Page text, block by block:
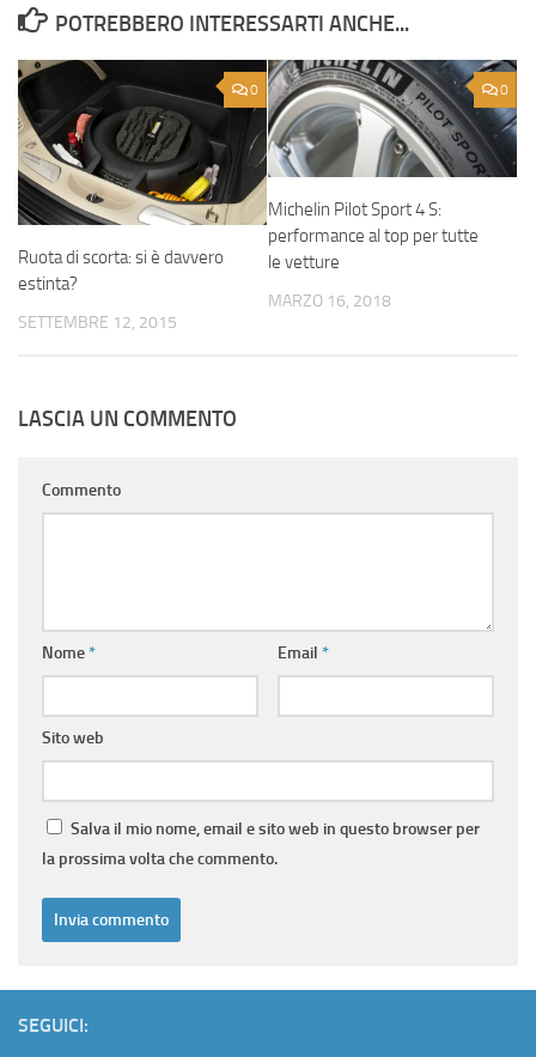
POTREBBERO INTERESSARTI ANCHE...
0
Ruota di scorta: si è davvero
estinta?
SETTEMBRE 12, 2015
0
Michelin Pilot Sport 4 S:
performance al top per tutte
le vetture
MARZO 16, 2018
LASCIA UN COMMENTO
Commento
Nome* Email *
Sito web
Salva il mio nome, email e sito web in questo browser per
la prossima volta che commento.
SEGUICI: